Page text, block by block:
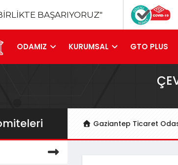
BAŞARIYORUZ"
ODAMIZ KURUMSAL GTO PLUS
Gaziantep Ticaret